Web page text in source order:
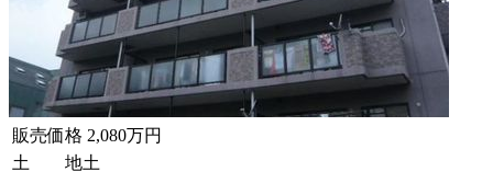
販売価格 2,080万円
土 地土